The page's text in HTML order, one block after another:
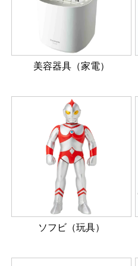
美容器具（家電）
ソフビ（玩具）